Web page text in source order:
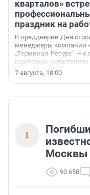
кварталов»
праздник на
В преддверии Дня
менеджеры компании
„Терминал-Ресурс“ — о
компании, испытаниях
осторожного оптимизма.
7 августа, 18:00
1
Москвы
90 658